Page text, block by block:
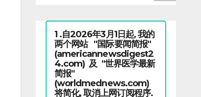
1 .自2026年3月1日起, 我的
两个网站 "国际要闻简报"
(americannewsdigest2
4.com) 及 "世界医学最新
简报"
(worldmednews.com)
将简化, 取消上网订阅程序.